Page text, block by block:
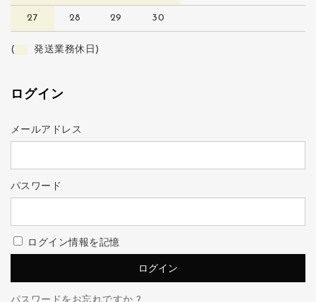
27 28 29 30
( 発送業務休日)
ログイン
メールアドレス
パスワード
ログイン情報を記憶